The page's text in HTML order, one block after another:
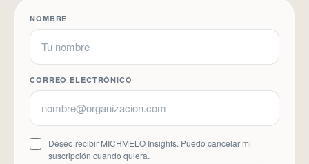
NOMBRE
CORREO ELECTRÓNICO
Deseo recibir MICHMELO Insights. Puedo cancelar mi
suscripción cuando quiera.